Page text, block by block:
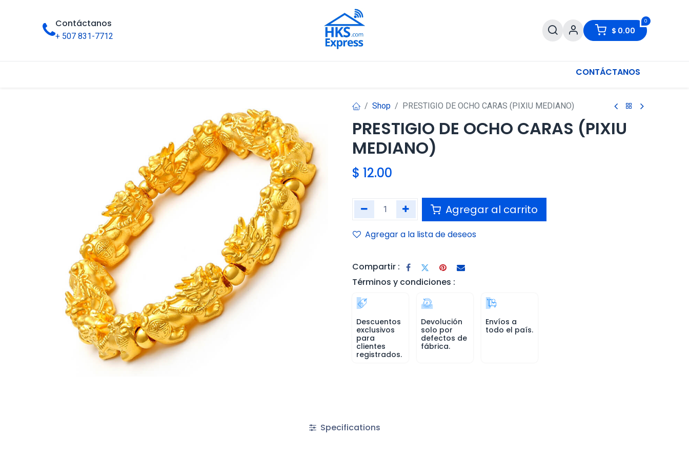
Contáctanos
+ 507 831-7712
0
$ 0.00
CONTÁCTANOS
Shop PRESTIGIO DE OCHO CARAS (PIXIU MEDIANO)
PRESTIGIO DE OCHO CARAS (PIXIU
MEDIANO)
$ 12.00
Agregar al carrito
Agregar a la lista de deseos
Compartir :
Términos y condiciones :
Descuentos
exclusivos
para
clientes
registrados.
Devolución
solo por
defectos de
fábrica.
Envíos a
todo el país.
Specifications